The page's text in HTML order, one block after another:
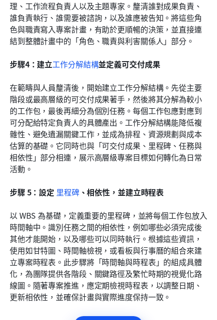
理、工作流程負責人以及主題專家。釐清誰對成果負責、
誰負責執行、誰需要被諮詢，以及誰應被告知。將這些角
色與職責寫入專案計畫，有助於更順暢的決策，並直接連
結到整體計畫中的「角色、職責與利害關係人」部分。
步驟4：建立工作分解結構並定義可交付成果
在範疇與人員釐清後，開始建立工作分解結構。先從主要
階段或最高層級的可交付成果著手，然後將其分解為較小
的工作包，最後再細分為個別任務。每個工作包應對應到
可分配給特定負責人的具體產出。工作分解結構能降低複
雜性、避免遺漏關鍵工作，並成為排程、資源規劃與成本
估算的基礎。它同時也與「可交付成果、里程碑、任務與
相依性」部分相連，展示高層級專案目標如何轉化為日常
活動。
步驟 5：設定 里程碑、相依性，並建立時程表
以 WBS 為基礎，定義重要的里程碑，並將每個工作包放入
時間軸中。識別任務之間的相依性，例如哪些必須完成後
其他才能開始，以及哪些可以同時執行。根據這些資訊，
使用如甘特圖、時間軸檢視，或看板與行事曆的組合來建
立專案時程表。此步驟將「時間軸與時程表」的組成具體
化，為團隊提供各階段、關鍵路徑及繁忙時期的視覺化路
線圖。隨著專案推進，應定期檢視時程表，以調整日期、
更新相依性，並確保計畫與實際進度保持一致。